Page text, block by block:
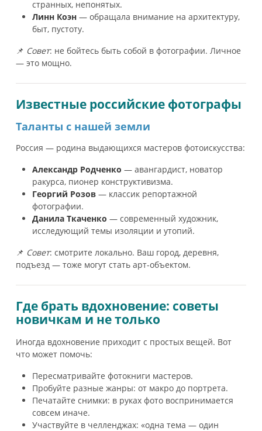
странных, непонятых.
Линн Коэн — обращала внимание на архитектуру,
быт, пустоту.
📌 Совет: не бойтесь быть собой в фотографии. Личное
— это мощно.
Известные российские фотографы
Таланты с нашей земли
Россия — родина выдающихся мастеров фотоискусства:
Александр Родченко — авангардист, новатор
ракурса, пионер конструктивизма.
Георгий Розов — классик репортажной
фотографии.
Данила Ткаченко — современный художник,
исследующий темы изоляции и утопий.
📌 Совет: смотрите локально. Ваш город, деревня,
подъезд — тоже могут стать арт-объектом.
Где брать вдохновение: советы
новичкам и не только
Иногда вдохновение приходит с простых вещей. Вот
что может помочь:
Пересматривайте фотокниги мастеров.
Пробуйте разные жанры: от макро до портрета.
Печатайте снимки: в руках фото воспринимается
совсем иначе.
Участвуйте в челленджах: «одна тема — один